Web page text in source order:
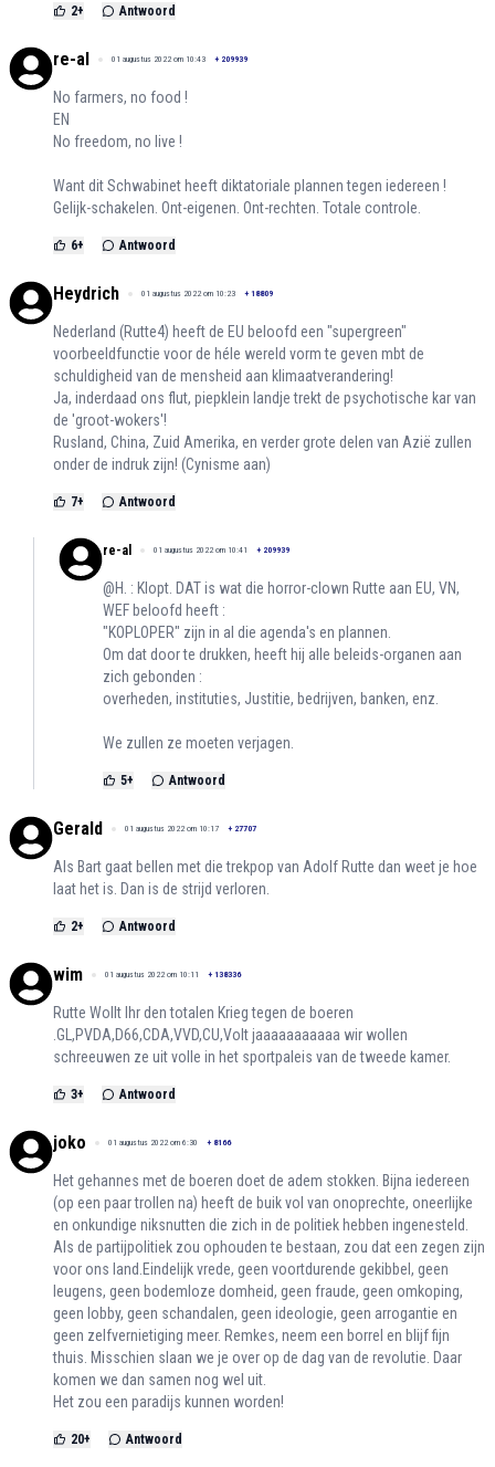
2+ Antwoord
re-al 01 augustus 2022 om 10:43 + 209939
No farmers, no food !
EN
No freedom, no live !
Want dit Schwabinet heeft diktatoriale plannen tegen iedereen !
Gelijk-schakelen. Ont-eigenen. Ont-rechten. Totale controle.
6+ Antwoord
Heydrich 01 augustus 2022 om 10:23 + 18809
Nederland (Rutte4) heeft de EU beloofd een "supergreen"
voorbeeldfunctie voor de héle wereld vorm te geven mbt de
schuldigheid van de mensheid aan klimaatverandering!
Ja, inderdaad ons flut, piepklein landje trekt de psychotische kar van
de 'groot-wokers'!
Rusland, China, Zuid Amerika, en verder grote delen van Azië zullen
onder de indruk zijn! (Cynisme aan)
7+ Antwoord
re-al 01 augustus 2022 om 10:41 + 209939
@H. : Klopt. DAT is wat die horror-clown Rutte aan EU, VN,
WEF beloofd heeft :
"KOPLOPER" zijn in al die agenda's en plannen.
Om dat door te drukken, heeft hij alle beleids-organen aan
zich gebonden :
overheden, instituties, Justitie, bedrijven, banken, enz.
We zullen ze moeten verjagen.
5+ Antwoord
Gerald 01 augustus 2022 om 10:17 + 27707
Als Bart gaat bellen met die trekpop van Adolf Rutte dan weet je hoe
laat het is. Dan is de strijd verloren.
2+ Antwoord
wim 01 augustus 2022 om 10:11 + 138336
Rutte Wollt Ihr den totalen Krieg tegen de boeren
.GL,PVDA,D66,CDA,VVD,CU,Volt jaaaaaaaaaaa wir wollen
schreeuwen ze uit volle in het sportpaleis van de tweede kamer.
3+ Antwoord
joko 01 augustus 2022 om 6:30 + 8166
Het gehannes met de boeren doet de adem stokken. Bijna iedereen
(op een paar trollen na) heeft de buik vol van onoprechte, oneerlijke
en onkundige niksnutten die zich in de politiek hebben ingenesteld.
Als de partijpolitiek zou ophouden te bestaan, zou dat een zegen zijn
voor ons land.Eindelijk vrede, geen voortdurende gekibbel, geen
leugens, geen bodemloze domheid, geen fraude, geen omkoping,
geen lobby, geen schandalen, geen ideologie, geen arrogantie en
geen zelfvernietiging meer. Remkes, neem een borrel en blijf fijn
thuis. Misschien slaan we je over op de dag van de revolutie. Daar
komen we dan samen nog wel uit.
Het zou een paradijs kunnen worden!
20+ Antwoord